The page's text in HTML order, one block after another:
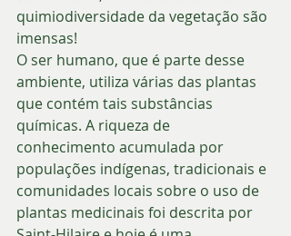
quimiodiversidade da vegetação são
imensas!
O ser humano, que é parte desse
ambiente, utiliza várias das plantas
que contém tais substâncias
químicas. A riqueza de
conhecimento acumulada por
populações indígenas, tradicionais e
comunidades locais sobre o uso de
plantas medicinais foi descrita por